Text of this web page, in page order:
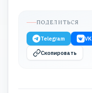
ПОДЕЛИТЬСЯ
Telegram VK
Скопировать